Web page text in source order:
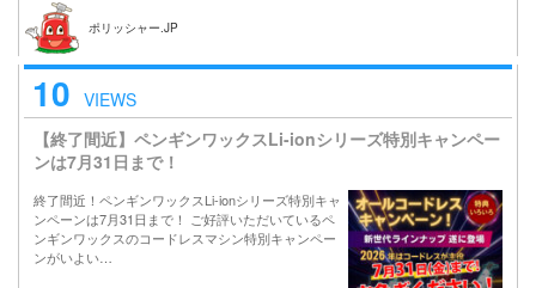
ポリッシャー.JP
10 VIEWS
【終了間近】ペンギンワックスLi-ionシリーズ特別キャンペー
ンは7月31日まで！
終了間近！ペンギンワックスLi-ionシリーズ特別キャ
ンペーンは7月31日まで！ ご好評いただいているペ
ンギンワックスのコードレスマシン特別キャンペー
ンがいよい…